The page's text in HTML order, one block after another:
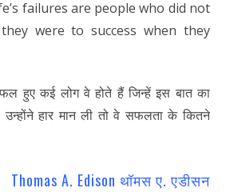
failures are people who did not
were to success when they
हुए कई लोग वे होते हैं जिन्हें इस बात का
हार मान ली तो वे सफलता के कितने
Thomas A. Edison थॉमस ए. एडीसन